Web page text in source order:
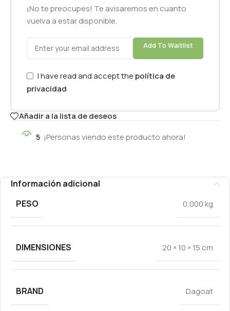
¡No te preocupes! Te avisaremos en cuanto
vuelva a estar disponible.
Add To Waitlist
I have read and accept the política de
privacidad
Añadir a la lista de deseos
5 ¡Personas viendo este producto ahora!
Información adicional
PESO
0,000 kg
DIMENSIONES 20 × 10 × 15 cm
BRAND Dagoat